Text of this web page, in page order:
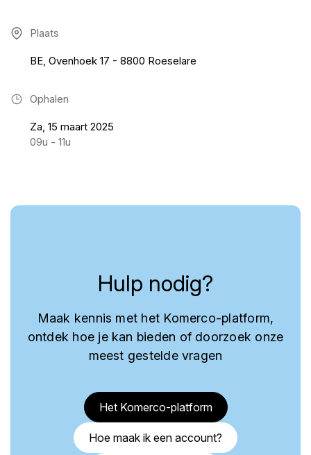
Plaats
BE, Ovenhoek 17 - 8800 Roeselare
Ophalen
Za, 15 maart 2025
09u - 11u
Hulp nodig?
Maak kennis met het Komerco-platform,
ontdek hoe je kan bieden of doorzoek onze
meest gestelde vragen
Het Komerco-platform
Hoe maak ik een account?